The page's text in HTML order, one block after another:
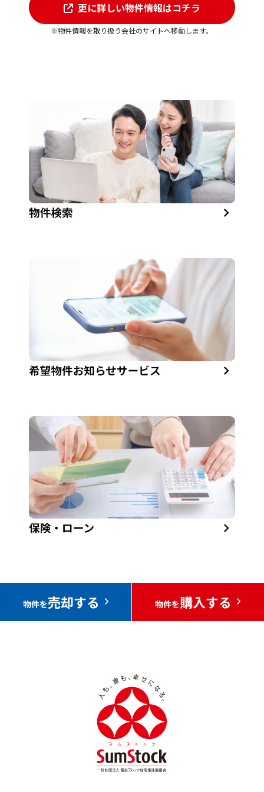
更に詳しい物件情報はコチラ
※物件情報を取り扱う会社のサイトへ移動します。
物件を売却する 物件を購入する